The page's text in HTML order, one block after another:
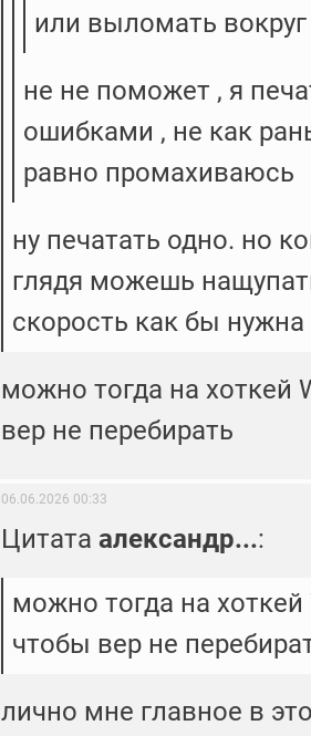
или выломать
не не поможет , я
ошибками , не как
равно промахиваюсь
ну печатать одно. но
глядя можешь
скорость как бы нужна
можно тогда на хоткей
вер не перебирать
06.06.2026 00:33
Цитата александр...:
можно тогда на хоткей
чтобы вер не
лично мне главное в